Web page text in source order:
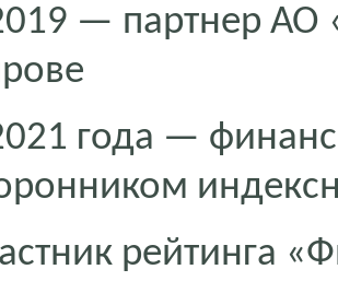
— партнер АО
года —
рейтинга